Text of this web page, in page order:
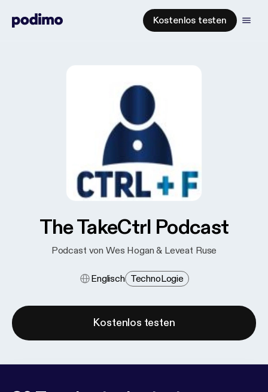
Kostenlos testen
The TakeCtrl Podcast
Podcast von Wes Hogan & Leveat Ruse
Englisch Techno​logie
Kostenlos testen